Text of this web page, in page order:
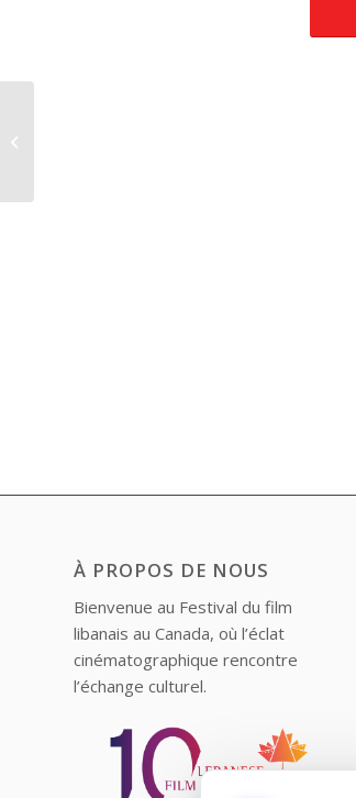
À PROPOS DE NOUS
Bienvenue au Festival du film
libanais au Canada, où l’éclat
cinématographique rencontre
l’échange culturel.